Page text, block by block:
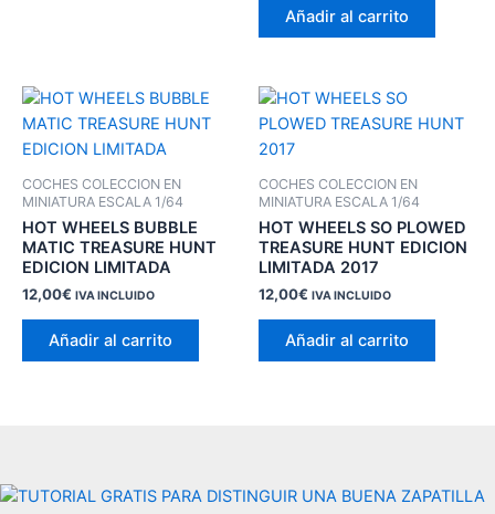
Añadir al carrito
COCHES COLECCION EN
MINIATURA ESCALA 1/64
HOT WHEELS BUBBLE
MATIC TREASURE HUNT
EDICION LIMITADA
12,00€ IVA INCLUIDO
Añadir al carrito
COCHES COLECCION EN
MINIATURA ESCALA 1/64
HOT WHEELS SO PLOWED
TREASURE HUNT EDICION
LIMITADA 2017
12,00€ IVA INCLUIDO
Añadir al carrito